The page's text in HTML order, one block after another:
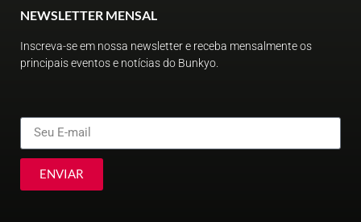
NEWSLETTER MENSAL
Inscreva-se em nossa newsletter e receba mensalmente os
principais eventos e notícias do Bunkyo.
ENVIAR